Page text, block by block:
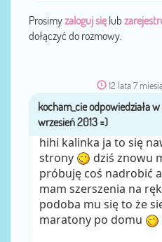
Prosimyzaloguj sięlub
dołączyć do rozmowy.
12 lata 7
przez
hihi kalinka ja to się
strony
dziś znowu
próbuję coś nadrobić
mam szerszenia na
podoba mu się to że
maratony po domu